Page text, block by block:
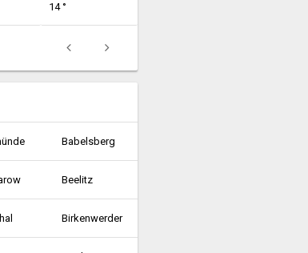
14 °
Babelsberg
Beelitz
Birkenwerder